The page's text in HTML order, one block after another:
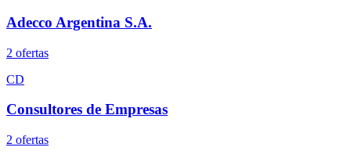
Adecco Argentina S.A.
2 ofertas
CD
Consultores de Empresas
2 ofertas